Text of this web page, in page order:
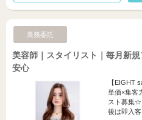
業務委託
美容師｜スタイリスト｜毎月新
安心
【EIGHT
単価×集客
スト募集☆
後は即入